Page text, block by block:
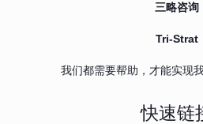
三略咨询
Tri-Strat
我们都需要帮助，才能实现
快速链